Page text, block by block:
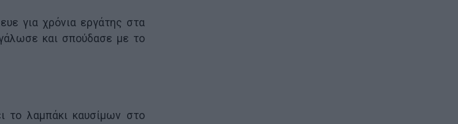
για χρόνια εργάτης στα
και σπούδασε με το
το λαμπάκι καυσίμων στο